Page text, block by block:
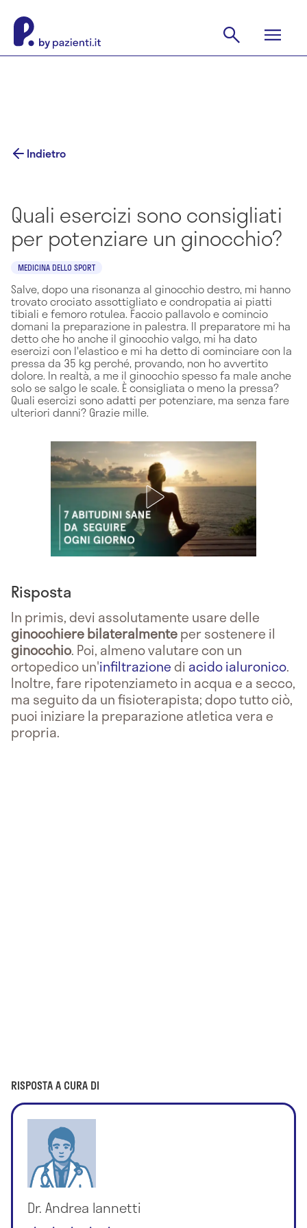
Indietro
Quali esercizi sono consigliati
per potenziare un ginocchio?
MEDICINA DELLO SPORT
Salve, dopo una risonanza al ginocchio destro, mi hanno
trovato crociato assottigliato e condropatia ai piatti
tibiali e femoro rotulea. Faccio pallavolo e comincio
domani la preparazione in palestra. Il preparatore mi ha
detto che ho anche il ginocchio valgo, mi ha dato
esercizi con l'elastico e mi ha detto di cominciare con la
pressa da 35 kg perché, provando, non ho avvertito
dolore. In realtà, a me il ginocchio spesso fa male anche
solo se salgo le scale. È consigliata o meno la pressa?
Quali esercizi sono adatti per potenziare, ma senza fare
ulteriori danni? Grazie mille.
Risposta
In primis, devi assolutamente usare delle
ginocchiere bilateralmenteper sostenere il
ginocchio. Poi, almeno valutare con un
ortopedico un'infiltrazionedi acido ialuronico.
Inoltre, fare ripotenziameto in acqua e a secco,
ma seguito da un fisioterapista; dopo tutto ciò,
puoi iniziare la preparazione atletica vera e
propria.
RISPOSTA A CURA DI
Dr. Andrea Iannetti